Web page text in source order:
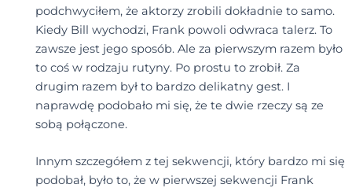
podchwyciłem, że aktorzy zrobili dokładnie to samo.
Kiedy Bill wychodzi, Frank powoli odwraca talerz. To
zawsze jest jego sposób. Ale za pierwszym razem było
to coś w rodzaju rutyny. Po prostu to zrobił. Za
drugim razem był to bardzo delikatny gest. I
naprawdę podobało mi się, że te dwie rzeczy są ze
sobą połączone.
Innym szczegółem z tej sekwencji, który bardzo mi się
podobał, było to, że w pierwszej sekwencji Frank